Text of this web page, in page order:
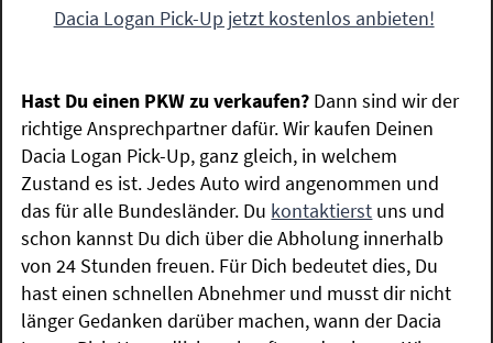
Dacia Logan Pick-Up jetzt kostenlos anbieten!
Hast Du einen PKW zu verkaufen? Dann sind wir der
richtige Ansprechpartner dafür. Wir kaufen Deinen
Dacia Logan Pick-Up, ganz gleich, in welchem
Zustand es ist. Jedes Auto wird angenommen und
das für alle Bundesländer. Du kontaktierst uns und
schon kannst Du dich über die Abholung innerhalb
von 24 Stunden freuen. Für Dich bedeutet dies, Du
hast einen schnellen Abnehmer und musst dir nicht
länger Gedanken darüber machen, wann der Dacia